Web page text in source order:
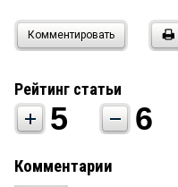
Комментировать
Рейтинг статьи
5 6
Комментарии